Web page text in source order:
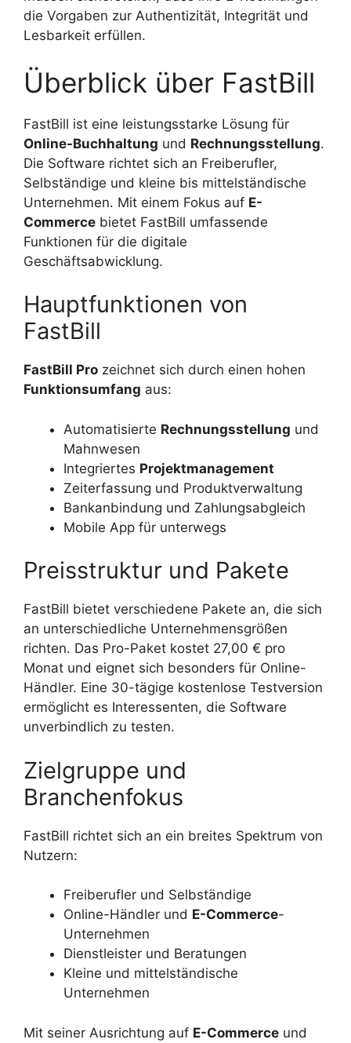
die Vorgaben zur Authentizität, Integrität und
Lesbarkeit erfüllen.
Überblick über FastBill
FastBill ist eine leistungsstarke Lösung für
Online-Buchhaltung und Rechnungsstellung.
Die Software richtet sich an Freiberufler,
Selbständige und kleine bis mittelständische
Unternehmen. Mit einem Fokus auf E-
Commerce bietet FastBill umfassende
Funktionen für die digitale
Geschäftsabwicklung.
Hauptfunktionen von
FastBill
FastBill Pro zeichnet sich durch einen hohen
Funktionsumfang aus:
Automatisierte Rechnungsstellung und
Mahnwesen
Integriertes Projektmanagement
Zeiterfassung und Produktverwaltung
Bankanbindung und Zahlungsabgleich
Mobile App für unterwegs
Preisstruktur und Pakete
FastBill bietet verschiedene Pakete an, die sich
an unterschiedliche Unternehmensgrößen
richten. Das Pro-Paket kostet 27,00 € pro
Monat und eignet sich besonders für Online-
Händler. Eine 30-tägige kostenlose Testversion
ermöglicht es Interessenten, die Software
unverbindlich zu testen.
Zielgruppe und
Branchenfokus
FastBill richtet sich an ein breites Spektrum von
Nutzern:
Freiberufler und Selbständige
Online-Händler und E-Commerce-
Unternehmen
Dienstleister und Beratungen
Kleine und mittelständische
Unternehmen
Mit seiner Ausrichtung auf E-Commerce und